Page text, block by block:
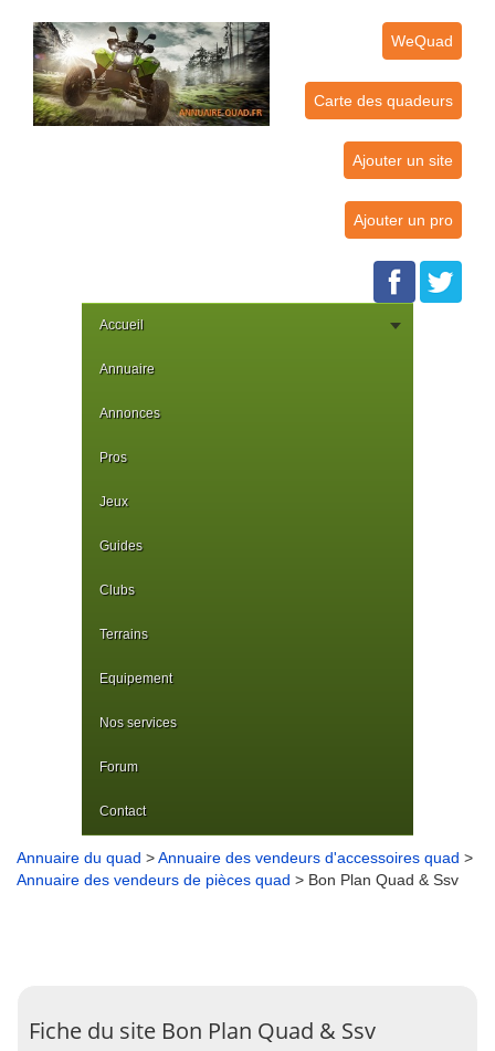
WeQuad
Carte des quadeurs
Ajouter un site
Ajouter un pro
Accueil
Annuaire
Annonces
Pros
Jeux
Guides
Clubs
Terrains
Equipement
Nos services
Forum
Contact
Annuaire du quad >Annuaire des vendeurs d'accessoires quad >
Annuaire des vendeurs de pièces quad > Bon Plan Quad & Ssv
Fiche du site Bon Plan Quad & Ssv